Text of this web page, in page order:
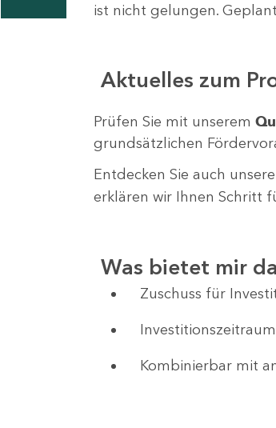
ist nicht gelungen.
Aktuelles zum
Prüfen Sie mit unserem
grundsätzlichen
Entdecken Sie auch
erklären wir Ihnen Schritt
Was bietet mir
Zuschuss für
Kombinierbar mit